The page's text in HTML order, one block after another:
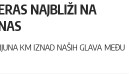
NAJBLIŽI NA
KM IZNAD NAŠIH GLAVA MEĐU